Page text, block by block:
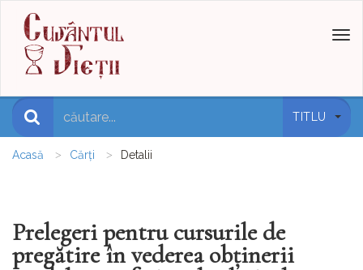
TITLU
Acasă Cărți Detalii
Prelegeri pentru cursurile de
pregătire în vederea obținerii